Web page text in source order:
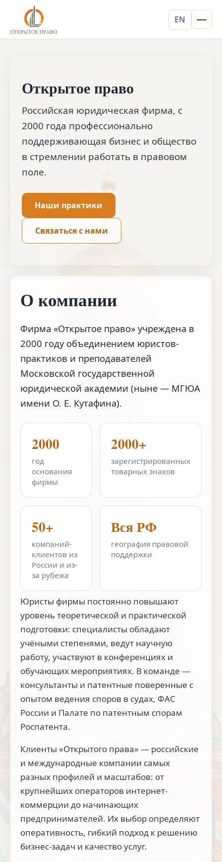
EN
Открытое право
Российская юридическая фирма, с
2000 года профессионально
поддерживающая бизнес и общество
в стремлении работать в правовом
поле.
Наши практики
Связаться с нами
О компании
Фирма «Открытое право» учреждена в
2000 году объединением юристов-
практиков и преподавателей
Московской государственной
юридической академии (ныне — МГЮА
имени О. Е. Кутафина).
2000
год
основания
фирмы
2000+
зарегистрированных
товарных знаков
50+
компаний-
клиентов из
России и из-
за рубежа
Вся РФ
география правовой
поддержки
Юристы фирмы постоянно повышают
уровень теоретической и практической
подготовки: специалисты обладают
учёными степенями, ведут научную
работу, участвуют в конференциях и
обучающих мероприятиях. В команде —
консультанты и патентные поверенные с
опытом ведения споров в судах, ФАС
России и Палате по патентным спорам
Роспатента.
Клиенты «Открытого права» — российские
и международные компании самых
разных профилей и масштабов: от
крупнейших операторов интернет-
коммерции до начинающих
предпринимателей. Их выбор определяют
оперативность, гибкий подход к решению
бизнес-задач и качество услуг.